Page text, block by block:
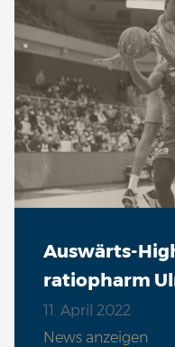
Auswärts-
ratiopharm
11. April 2022
News anzeigen